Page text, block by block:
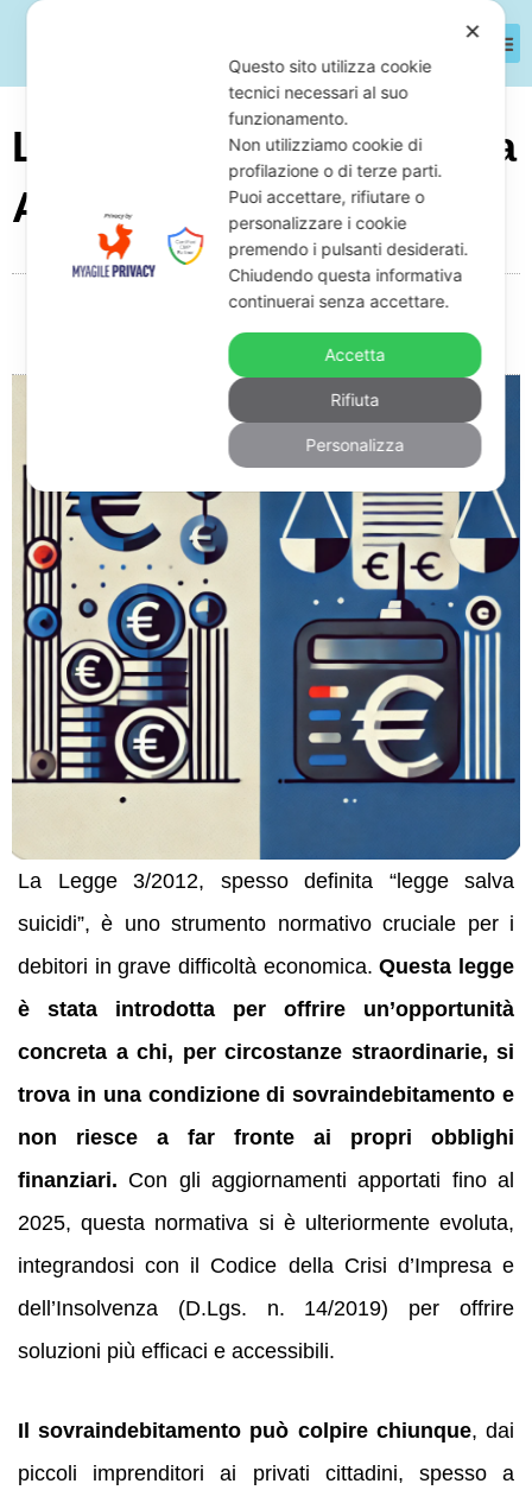
Legge 3/2012 Aggiornata
Al 2025
Giuseppe Monardo Gennaio 27, 2025
17:09
Nessun commento
La Legge 3/2012, spesso definita “legge salva
suicidi”, è uno strumento normativo cruciale per i
debitori in grave difficoltà economica.Questa legge
è stata introdotta per offrire un’opportunità
concreta a chi, per circostanze straordinarie, si
trova in una condizione di sovraindebitamento e
non riesce a far fronte ai propri obblighi
finanziari. Con gli aggiornamenti apportati fino al
2025, questa normativa si è ulteriormente evoluta,
integrandosi con il Codice della Crisi d’Impresa e
dell’Insolvenza (D.Lgs. n. 14/2019) per offrire
soluzioni più efficaci e accessibili.
Il sovraindebitamento può colpire chiunque, dai
piccoli imprenditori ai privati cittadini, spesso a
✕
Questo sito utilizza cookie
tecnici necessari al suo
funzionamento.
Non utilizziamo cookie di
profilazione o di terze parti.
Puoi accettare, rifiutare o
personalizzare i cookie
premendo i pulsanti desiderati.
Chiudendo questa informativa
continuerai senza accettare.
Accetta
Rifiuta
Personalizza